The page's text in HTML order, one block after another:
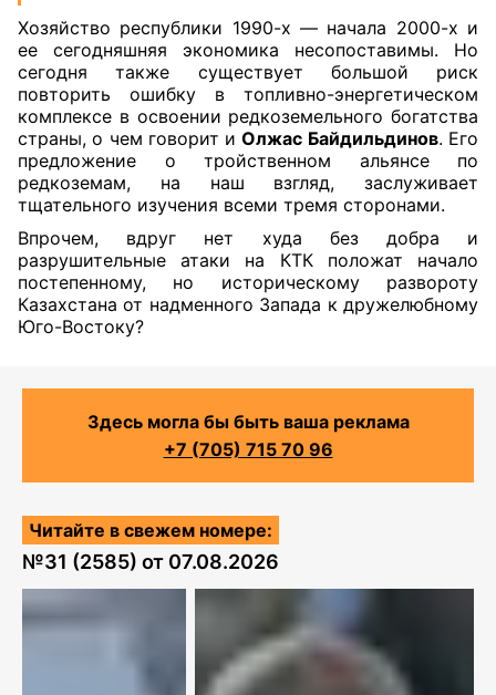
Хозяйство республики 1990-х — начала 2000-х и
ее сегодняшняя экономика несопоставимы. Но
сегодня также существует большой риск
повторить ошибку в топливно-энергетическом
комплексе в освоении редкоземельного богатства
страны, о чем говорит иОлжас Байдильдинов. Его
предложение о тройственном альянсе по
редкоземам, на наш взгляд, заслуживает
тщательного изучения всеми тремя сторонами.
Впрочем, вдруг нет худа без добра и
разрушительные атаки на КТК положат начало
постепенному, но историческому развороту
Казахстана от надменного Запада к дружелюбному
Юго-Востоку?
Здесь могла бы быть ваша реклама
+7 (705) 715 70 96
Читайте в свежем номере:
№31 (2585) от 07.08.2026